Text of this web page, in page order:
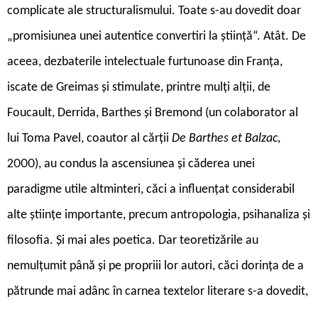
complicate ale structuralismului. Toate s-au dovedit doar
„promisiunea unei autentice convertiri la știință“. Atât. De
aceea, dezbaterile intelectuale furtunoase din Franța,
iscate de Greimas și stimulate, printre mulți alții, de
Foucault, Derrida, Barthes și Bremond (un colaborator al
lui Toma Pavel, coautor al cărții De Barthes et Balzac,
2000), au condus la ascensiunea și căderea unei
paradigme utile altminteri, căci a influențat considerabil
alte științe importante, precum antropologia, psihanaliza și
filosofia. Și mai ales poetica. Dar teoretizările au
nemulțumit până și pe propriii lor autori, căci dorința de a
pătrunde mai adânc în carnea textelor literare s-a dovedit,